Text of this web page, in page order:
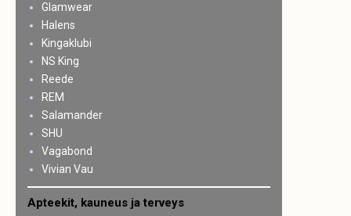
Glamwear
Halens
Kingaklubi
NS King
Reede
REM
Salamander
SHU
Vagabond
Vivian Vau
Apteekit, kauneus ja terveys